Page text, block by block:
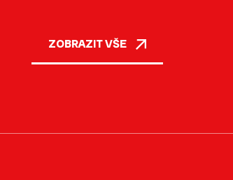
ZOBRAZIT VŠE